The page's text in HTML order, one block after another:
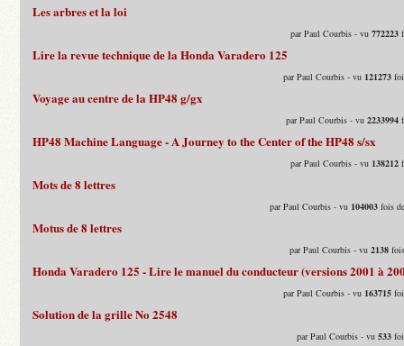
Les arbres et la loi
par Paul Courbis - vu772223
Lire la revue technique de la Honda Varadero 125
par Paul Courbis - vu 121273
Voyage au centre de la HP48 g/gx
par Paul Courbis - vu2233994
HP48 Machine Language - A Journey to the Center of the HP48 s/sx
par Paul Courbis - vu 138212
Mots de 8 lettres
par Paul Courbis - vu 104003 fois
Motus de 8 lettres
par Paul Courbis - vu2138
Honda Varadero 125 - Lire le manuel du conducteur (versions 2001 à
par Paul Courbis - vu 163715
Solution de la grille No 2548
par Paul Courbis - vu533